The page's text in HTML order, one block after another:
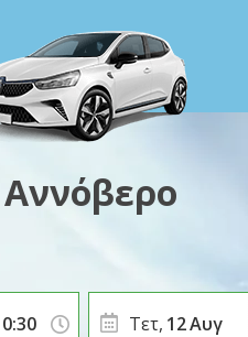
Polski
Τετ, 12Αυγ